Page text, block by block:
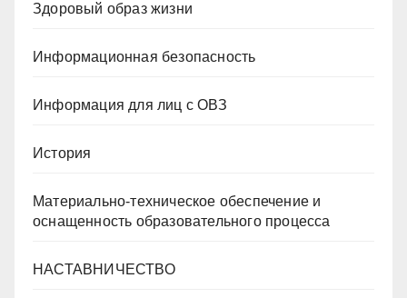
Здоровый образ жизни
Информационная безопасность
Информация для лиц с ОВЗ
История
Материально-техническое обеспечение и
оснащенность образовательного процесса
НАСТАВНИЧЕСТВО